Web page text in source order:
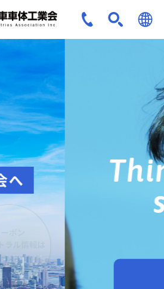
安全への取組み
about
詳しくみる